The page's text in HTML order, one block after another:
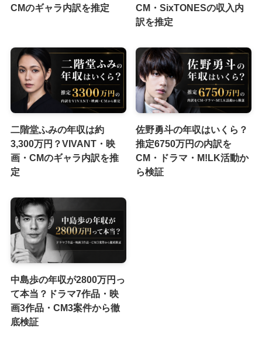
CMのギャラ内訳を推定
CM・SixTONESの収入内
訳を推定
二階堂ふみの年収は約
3,300万円？VIVANT・映
画・CMのギャラ内訳を推
定
佐野勇斗の年収はいくら？
推定6750万円の内訳を
CM・ドラマ・M!LK活動か
ら検証
中島歩の年収が2800万円っ
て本当？ドラマ7作品・映
画3作品・CM3案件から徹
底検証